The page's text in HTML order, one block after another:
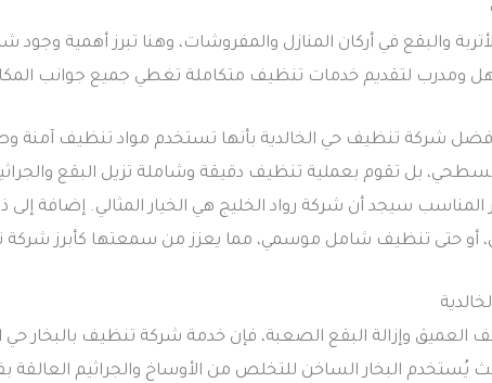
والبقع في أركان المنازل والمفروشات، وهنا تبرز أهمية
ومدرب لتقديم خدمات تنظيف متكاملة تغطي جميع جوانب
شركة تنظيف حي الخالدية بأنها تستخدم مواد تنظيف آمنة
بل تقوم بعملية تنظيف دقيقة وشاملة تزيل البقع
المناسب سيجد أن شركة رواد الخليج هي الخيار المثالي.
أو حتى تنظيف شامل موسمي، مما يعزز من سمعتها كأبرز شركة
العميق وإزالة البقع الصعبة، فإن خدمة شركة تنظيف بالبخار
يُستخدم البخار الساخن للتخلص من الأوساخ والجراثيم العالقة